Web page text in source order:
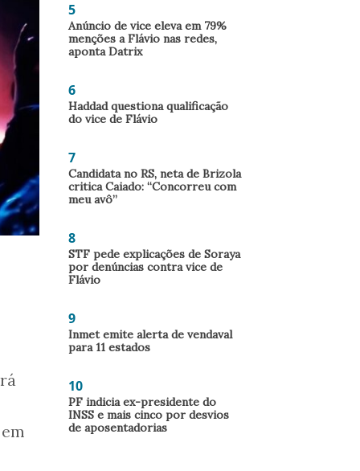
5
Anúncio de vice eleva em 79%
menções a Flávio nas redes,
aponta Datrix
6
Haddad questiona qualificação
do vice de Flávio
7
Candidata no RS, neta de Brizola
critica Caiado: “Concorreu com
meu avô”
8
STF pede explicações de Soraya
por denúncias contra vice de
Flávio
9
Inmet emite alerta de vendaval
para 11 estados
10
PF indicia ex-presidente do
INSS e mais cinco por desvios
de aposentadorias